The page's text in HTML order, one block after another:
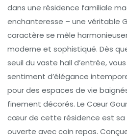
dans une résidence familiale
enchanteresse – une véritable
caractère se mêle
moderne et sophistiqué. Dès
seuil du vaste hall d’entrée,
sentiment d’élégance
pour des espaces de vie
finement décorés. Le Cœur
cœur de cette résidence est sa
ouverte avec coin repas.